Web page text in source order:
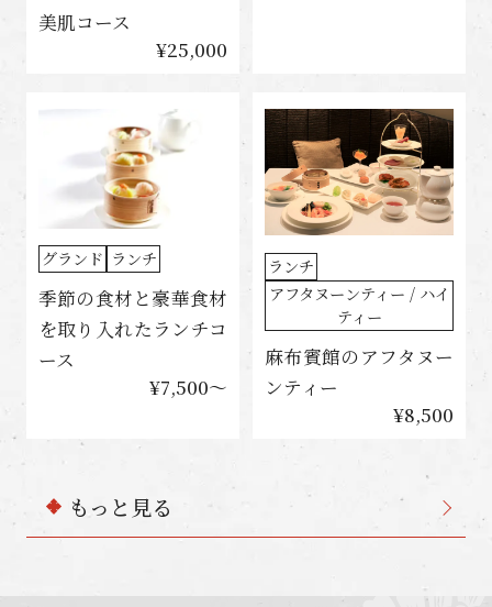
美肌コース
¥25,000
グランド ランチ
季節の食材と豪華食材
を取り入れたランチコ
ース
¥7,500〜
ランチ
アフタヌーンティー / ハイ
ティー
麻布賓館のアフタヌー
ンティー
¥8,500
もっと見る